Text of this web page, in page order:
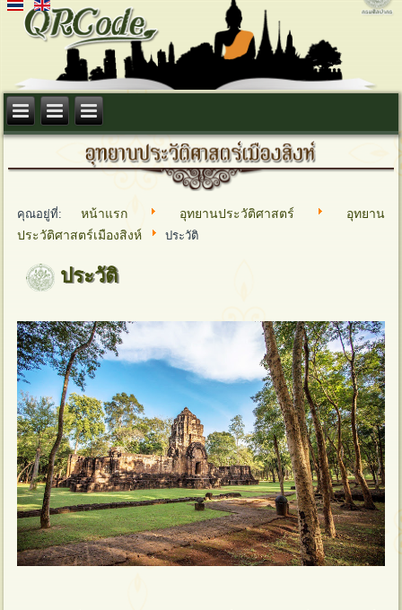
คุณอยู่ที่: หน้าแรก อุทยานประวัติศาสตร์
อุทยาน
ประวัติศาสตร์เมืองสิงห์
ประวัติ
ประวัติ